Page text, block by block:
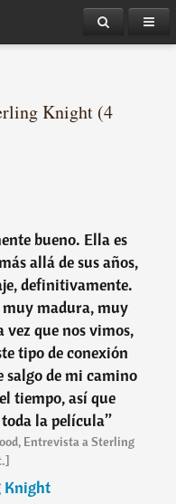
Knight (4
bueno. Ella es
allá de sus años,
definitivamente.
madura, muy
que nos vimos,
tipo de conexión
de mi camino
tiempo, así que
la película”
Entrevista a Sterling
Knight